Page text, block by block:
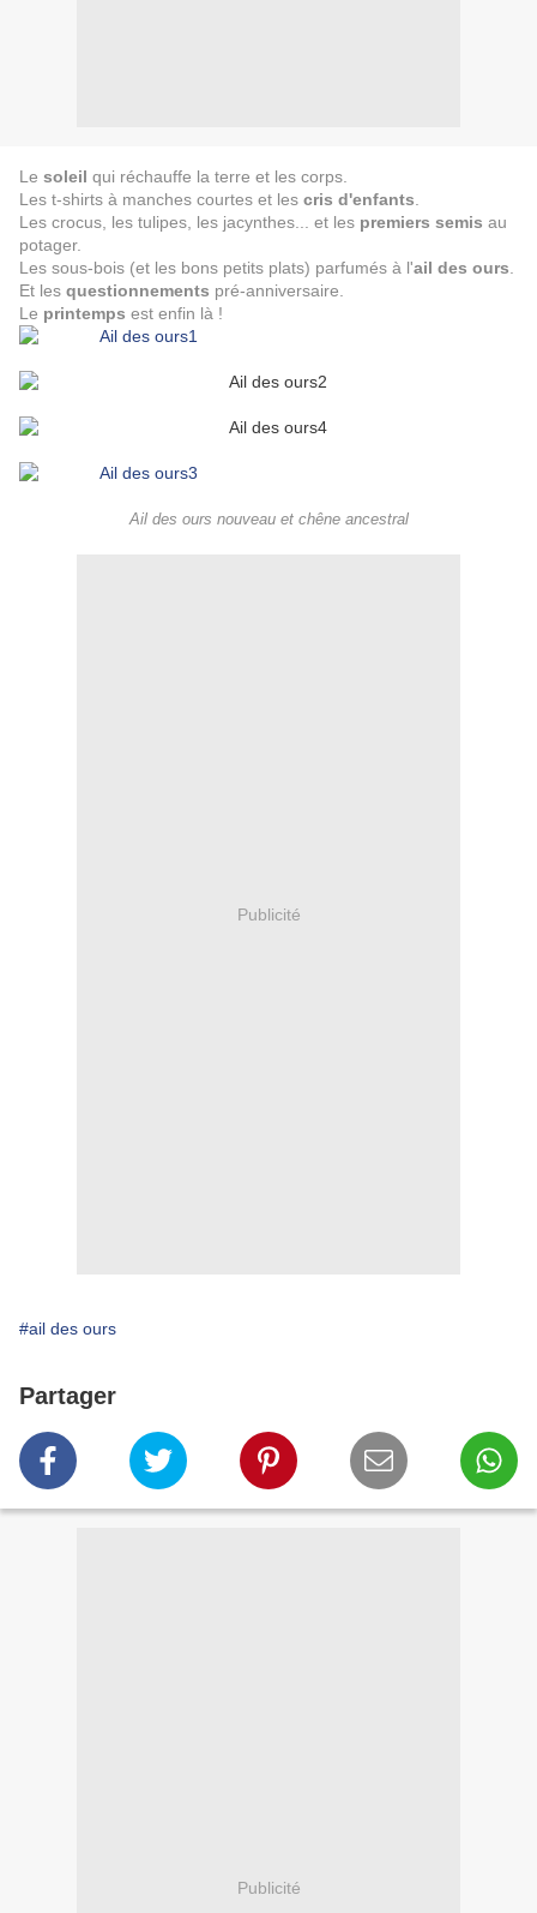
Le soleil qui réchauffe la terre et les corps.
Les t-shirts à manches courtes et les cris d'enfants
Les crocus, les tulipes, les jacynthes... et les premiers semis au
potager.
Les sous-bois (et les bons petits plats) parfumés à l'ail des ours
Et les questionnements pré-anniversaire.
Le printemps est enfin là !
Ail des ours nouveau et chêne ancestral
Publicité
#ail des ours
Partager
Publicité